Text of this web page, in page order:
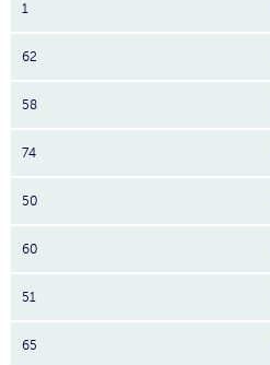
1
62
58
74
50
60
51
65